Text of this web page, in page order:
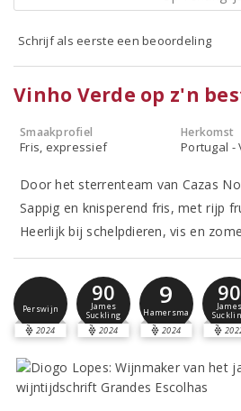
Schrijf als eerste een beoordeling
Vinho Verde op z'n
Smaakprofiel
Fris, expressief
Herkomst
Portugal -
Door het sterrenteam van Cazas
Sappig en knisperend fris, met rijp
Heerlijk bij schelpdieren, vis en
Perswijn
2024
90
James
Suckling
2024
9
Hamersma
2024
90
James